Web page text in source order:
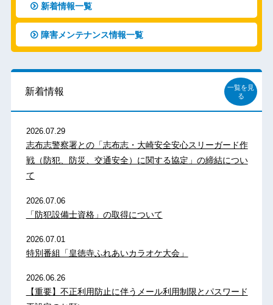
新着情報一覧
障害メンテナンス情報一覧
新着情報
一覧を見
る
2026.07.29
志布志警察署との「志布志・大崎安全安心スリーガード作
戦（防犯、防災、交通安全）に関する協定」の締結につい
て
2026.07.06
「防犯設備士資格」の取得について
2026.07.01
特別番組「皇徳寺ふれあいカラオケ大会」
2026.06.26
【重要】不正利用防止に伴うメール利用制限とパスワード